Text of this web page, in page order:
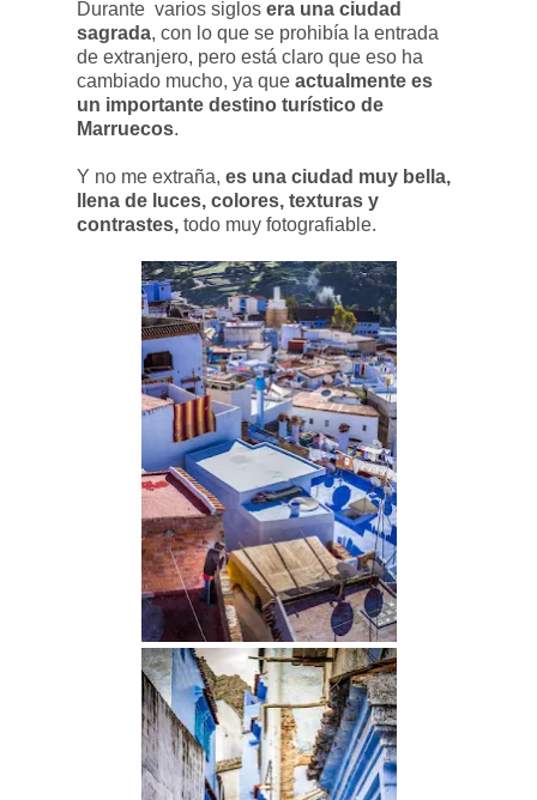
Durante varios siglos era una ciudad
sagrada, con lo que se prohibía la entrada
de extranjero, pero está claro que eso ha
cambiado mucho, ya que actualmente es
un importante destino turístico de
Marruecos.
Y no me extraña, es una ciudad muy bella,
llena de luces, colores, texturas y
contrastes, todo muy fotografiable.